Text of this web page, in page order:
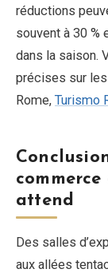
réductions
souvent à 30 %
dans la saison.
précises sur
Rome, Turismo
attend
Des salles
aux allées